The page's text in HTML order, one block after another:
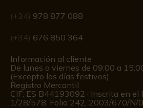
(+34) 978 877 088
(+34) 676 850 364
Información al cliente
De lunes a viernes de 09:00 a
(Excepto los días festivos)
Registro Mercantil
CIF: ES B44193092 · Inscrita en
1/28/578, Folio 242, 2003/670/N/